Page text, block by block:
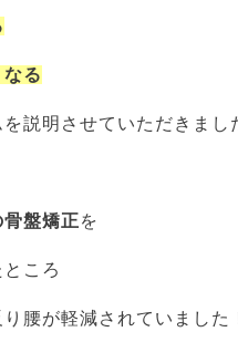
る
説明させていただきまし
骨盤矯正を
ころ
腰が軽減されていました